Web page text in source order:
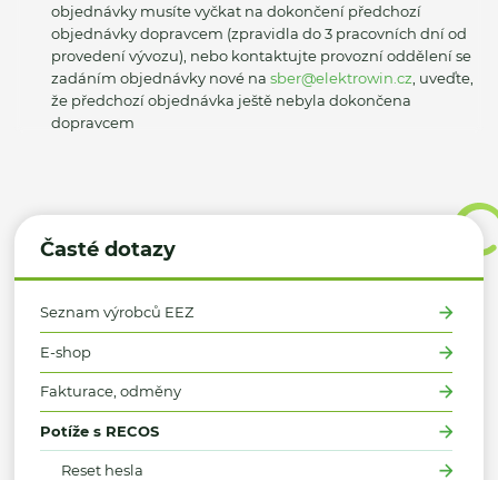
Časté dotazy
Seznam výrobců EEZ
E-shop
Fakturace, odměny
Potíže s RECOS
Reset hesla
objednávky musíte vyčkat na dokončení předchozí
objednávky dopravcem (zpravidla do 3 pracovních dní od
provedení vývozu), nebo kontaktujte provozní oddělení se
zadáním objednávky nové na sber@elektrowin.cz , uveďte,
že předchozí objednávka ještě nebyla dokončena
dopravcem